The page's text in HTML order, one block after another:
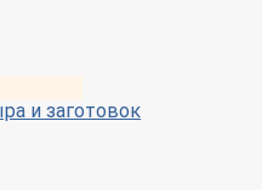
и заготовок